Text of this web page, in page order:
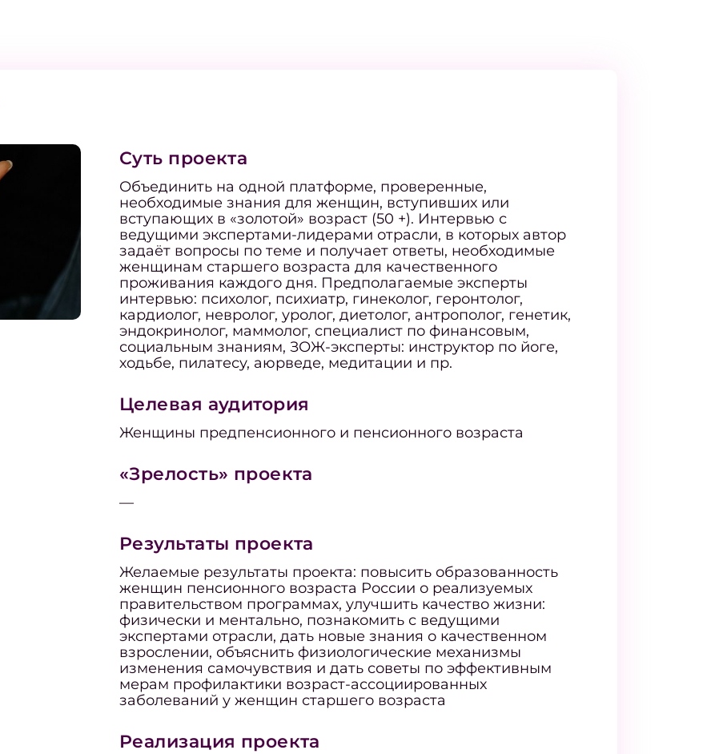
Суть проекта
Объединить на одной платформе, проверенные,
необходимые знания для женщин, вступивших или
вступающих в «золотой» возраст (50 +). Интервью с
ведущими экспертами-лидерами отрасли, в которых автор
задаёт вопросы по теме и получает ответы, необходимые
женщинам старшего возраста для качественного
проживания каждого дня. Предполагаемые эксперты
интервью: психолог, психиатр, гинеколог, геронтолог,
кардиолог, невролог, уролог, диетолог, антрополог, генетик,
эндокринолог, маммолог, специалист по финансовым,
социальным знаниям, ЗОЖ-эксперты: инструктор по йоге,
ходьбе, пилатесу, аюрведе, медитации и пр.
Целевая аудитория
Женщины предпенсионного и пенсионного возраста
«Зрелость» проекта
—
Результаты проекта
Желаемые результаты проекта: повысить образованность
женщин пенсионного возраста России о реализуемых
правительством программах, улучшить качество жизни:
физически и ментально, познакомить с ведущими
экспертами отрасли, дать новые знания о качественном
взрослении, объяснить физиологические механизмы
изменения самочувствия и дать советы по эффективным
мерам профилактики возраст-ассоциированных
заболеваний у женщин старшего возраста
Реализация проекта